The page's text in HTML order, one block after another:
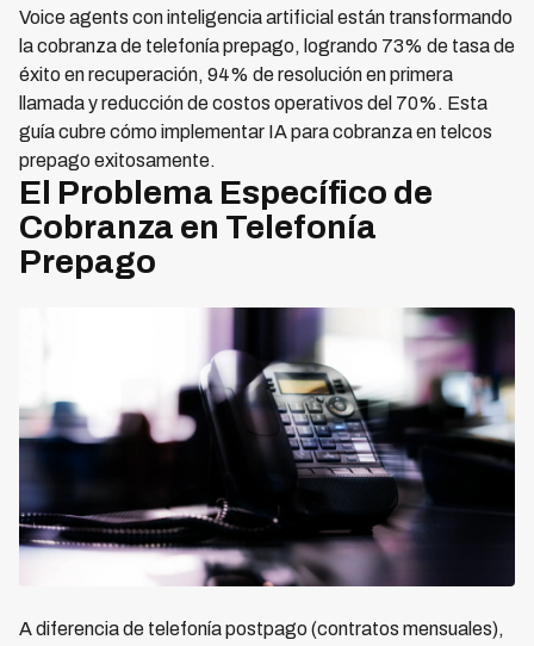
Voice agents con inteligencia artificial están transformando
la cobranza de telefonía prepago, logrando 73% de tasa de
éxito en recuperación, 94% de resolución en primera
llamada y reducción de costos operativos del 70%. Esta
guía cubre cómo implementar IA para cobranza en telcos
prepago exitosamente.
El Problema Específico de
Cobranza en Telefonía
Prepago
A diferencia de telefonía postpago (contratos mensuales),